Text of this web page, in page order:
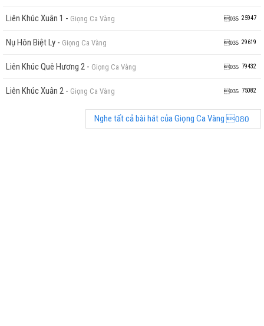
Liên Khúc Xuân 1 - Giọng Ca Vàng 25947
Nụ Hôn Biệt Ly - Giọng Ca Vàng 29619
Liên Khúc Quê Hương 2 - Giọng Ca Vàng 79432
Liên Khúc Xuân 2 - Giọng Ca Vàng 75082
Nghe tất cả bài hát của Giọng Ca Vàng